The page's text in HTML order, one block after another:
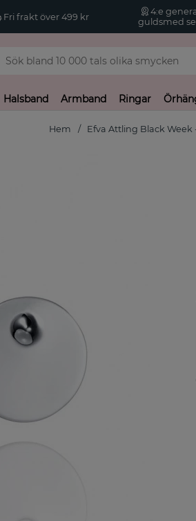
Fri frakt över 499 kr
4:e
guldsmed
Halsband Armband Ringar
Hem Efva Attling Black Week